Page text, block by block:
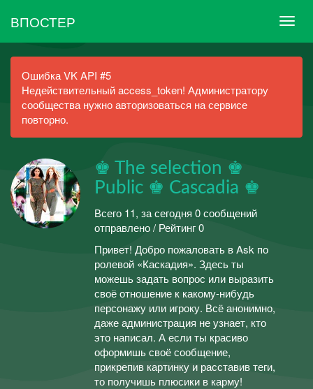
ВПОСТЕР
Ошибка VK API #5
Недействительный access_token! Администратору
сообщества нужно авторизоваться на сервисе
повторно.
♚ The selection ♚
Public ♚ Cascadia ♚
Всего 11, за сегодня 0 сообщений
отправлено / Рейтинг 0
Привет! Добро пожаловать в Ask по
ролевой «Каскадия». Здесь ты
можешь задать вопрос или выразить
своё отношение к какому-нибудь
персонажу или игроку. Всё анонимно,
даже администрация не узнает, кто
это написал. А если ты красиво
оформишь своё сообщение,
прикрепив картинку и расставив теги,
то получишь плюсики в карму!